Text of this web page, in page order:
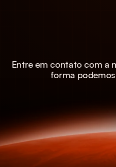
Entre em contato com a
forma